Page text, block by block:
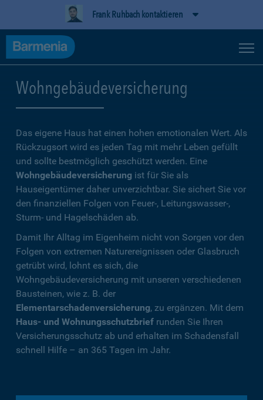
Frank Ruhbach kontaktieren
Wohngebäudeversicherung
Das eigene Haus hat einen hohen emotionalen Wert. Als
Rückzugsort wird es jeden Tag mit mehr Leben gefüllt
und sollte bestmöglich geschützt werden. Eine
Wohngebäudeversicherung ist für Sie als
Hauseigentümer daher unverzichtbar. Sie sichert Sie vor
den finanziellen Folgen von Feuer-, Leitungswasser-,
Sturm- und Hagelschäden ab.
Damit Ihr Alltag im Eigenheim nicht von Sorgen vor den
Folgen von extremen Naturereignissen oder Glasbruch
getrübt wird, lohnt es sich, die
Wohngebäudeversicherung mit unseren verschiedenen
Bausteinen, wie z. B. der
Elementarschadenversicherung, zu ergänzen. Mit dem
Haus- und Wohnungsschutzbrief runden Sie Ihren
Versicherungsschutz ab und erhalten im Schadensfall
schnell Hilfe – an 365 Tagen im Jahr.